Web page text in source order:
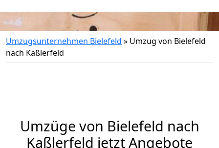
Umzugsunternehmen Bielefeld » Umzug von Bielefeld
nach Kaßlerfeld
Umzüge von Bielefeld nach
Kaßlerfeld jetzt Angebote